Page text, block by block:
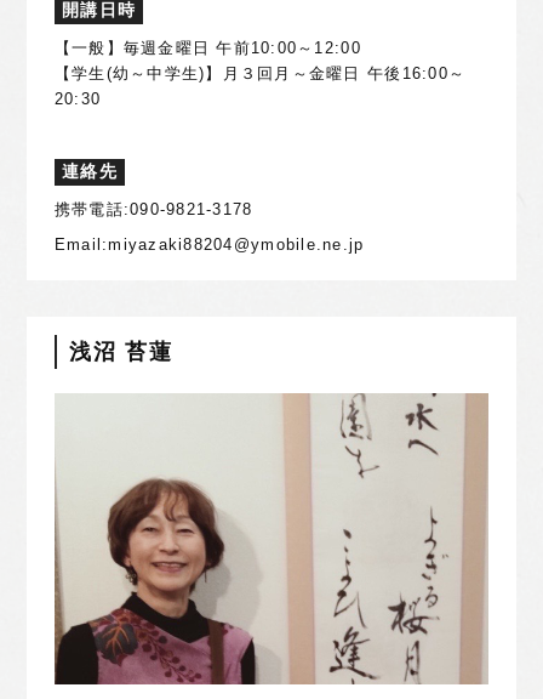
開講日時
【一般】毎週金曜日 午前10:00～12:00
【学生(幼～中学生)】月３回月～金曜日 午後16:00～
20:30
連絡先
携帯電話:090-9821-3178
Email:miyazaki88204@ymobile.ne.jp
浅沼 苔蓮